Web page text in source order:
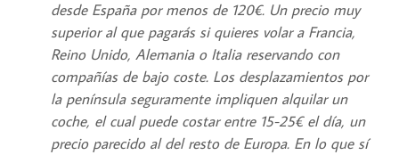
desde España por menos de 120€. Un precio muy
superior al que pagarás si quieres volar a Francia,
Reino Unido, Alemania o Italia reservando con
compañías de bajo coste. Los desplazamientos por
la península seguramente impliquen alquilar un
coche, el cual puede costar entre 15-25€ el día, un
precio parecido al del resto de Europa. En lo que sí